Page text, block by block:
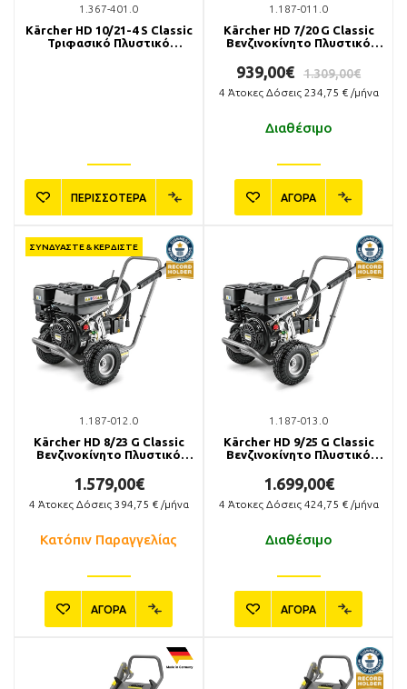
1.367-401.0
Kärcher HD 10/21-4 S Classic
Τριφασικό Πλυστικό
ΠΕΡΙΣΣΟΤΕΡΑ
1.187-011.0
Kärcher HD 7/20 G Classic
Βενζινοκίνητο Πλυστικό
939,00€ 1.309,00€
4 Άτοκες Δόσεις 234,75 € /μήνα
Διαθέσιμο
ΑΓΟΡΑ
1.187-012.0
Kärcher HD 8/23 G Classic
Βενζινοκίνητο Πλυστικό
1.579,00€
4 Άτοκες Δόσεις 394,75 € /μήνα
Κατόπιν Παραγγελίας
ΑΓΟΡΑ
ΣΥΝΔΥΑΣΤΕ & ΚΕΡΔΙΣΤΕ
1.187-013.0
Kärcher HD 9/25 G Classic
Βενζινοκίνητο Πλυστικό
1.699,00€
4 Άτοκες Δόσεις 424,75 € /μήνα
Διαθέσιμο
ΑΓΟΡΑ